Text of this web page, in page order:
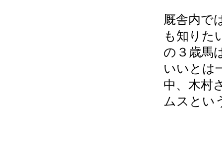
厩舎内で
も知りた
の３歳馬
いいとは
中、木村
ムスとい